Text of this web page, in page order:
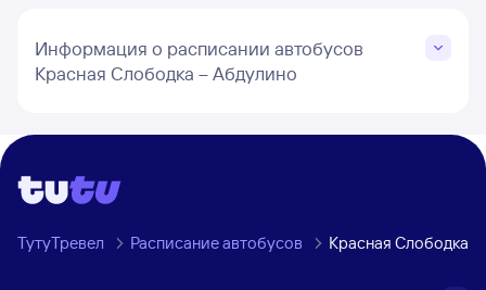
Информация о расписании автобусов
Красная Слободка – Абдулино
ТутуТревел Расписание автобусов Красная Слободка,